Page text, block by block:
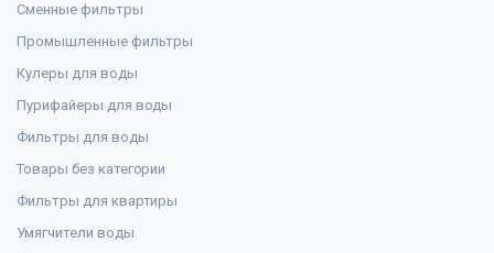
Сменные фильтры
Промышленные фильтры
Кулеры для воды
Пурифайеры для воды
Фильтры для воды
Товары без категории
Фильтры для квартиры
Умягчители воды